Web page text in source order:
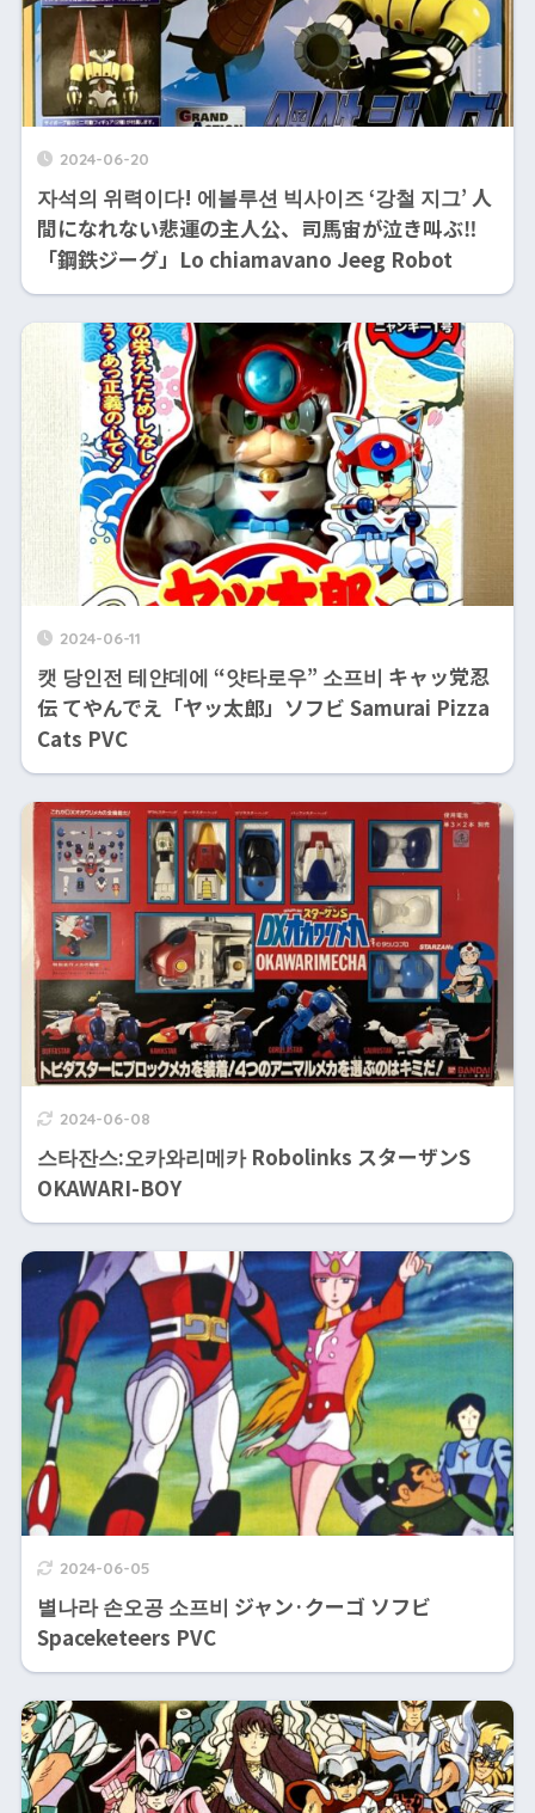
2024-06-20
자석의 위력이다! 에볼루션 빅사이즈 ‘강철 지그’ 人
間になれない悲運の主人公、司馬宙が泣き叫ぶ‼
「鋼鉄ジーグ」Lo chiamavano Jeeg Robot
2024-06-11
캣 당인전 테얀데에 “얏타로우” 소프비 キャッ党忍
伝 てやんでえ「ヤッ太郎」ソフビ Samurai Pizza
Cats PVC
2024-06-08
스타잔스:오카와리메카 Robolinks スターザンS
OKAWARI-BOY
2024-06-05
별나라 손오공 소프비 ジャン·クーゴ ソフビ
Spaceketeers PVC